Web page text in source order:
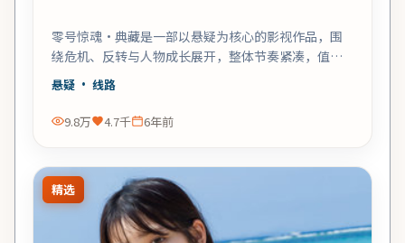
零号惊魂·典藏是一部以悬疑为核心的影视作品，围
绕危机、反转与人物成长展开，整体节奏紧凑，值得
推荐观看。
悬疑 · 线路
9.8万 4.7千 6年前
精选